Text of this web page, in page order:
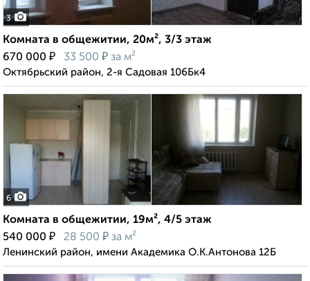
3
Комната в общежитии, 20м², 3/3 этаж
670 000 ₽ 33 500 ₽ за м²
Октябрьский район, 2-я Садовая 106Бк4
6
Комната в общежитии, 19м², 4/5 этаж
540 000 ₽ 28 500 ₽ за м²
Ленинский район, имени Академика О.К.Антонова 12Б